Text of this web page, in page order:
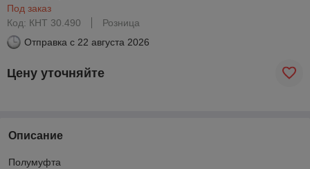
Под заказ
Код: КНТ 30.490
Розница
Отправка с 22 августа 2026
Цену уточняйте
Описание
Полумуфта